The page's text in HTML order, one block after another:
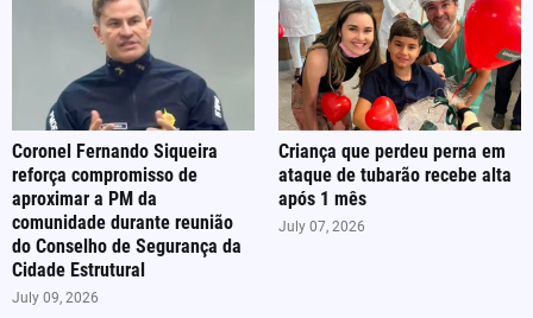
Coronel Fernando Siqueira
reforça compromisso de
aproximar a PM da
comunidade durante reunião
do Conselho de Segurança da
Cidade Estrutural
July 09, 2026
Criança que perdeu perna em
ataque de tubarão recebe alta
após 1 mês
July 07, 2026